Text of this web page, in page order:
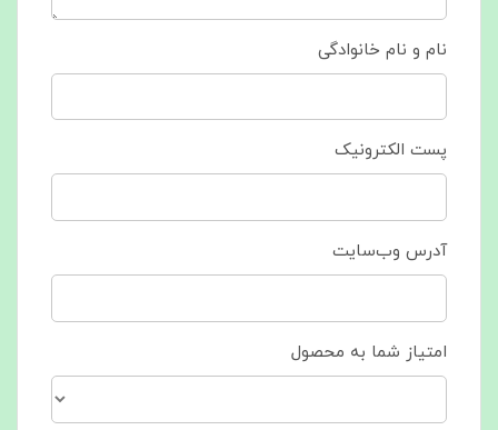
نام و نام خانوادگی
پست الکترونیک
آدرس وب‌سایت
امتیاز شما به محصول